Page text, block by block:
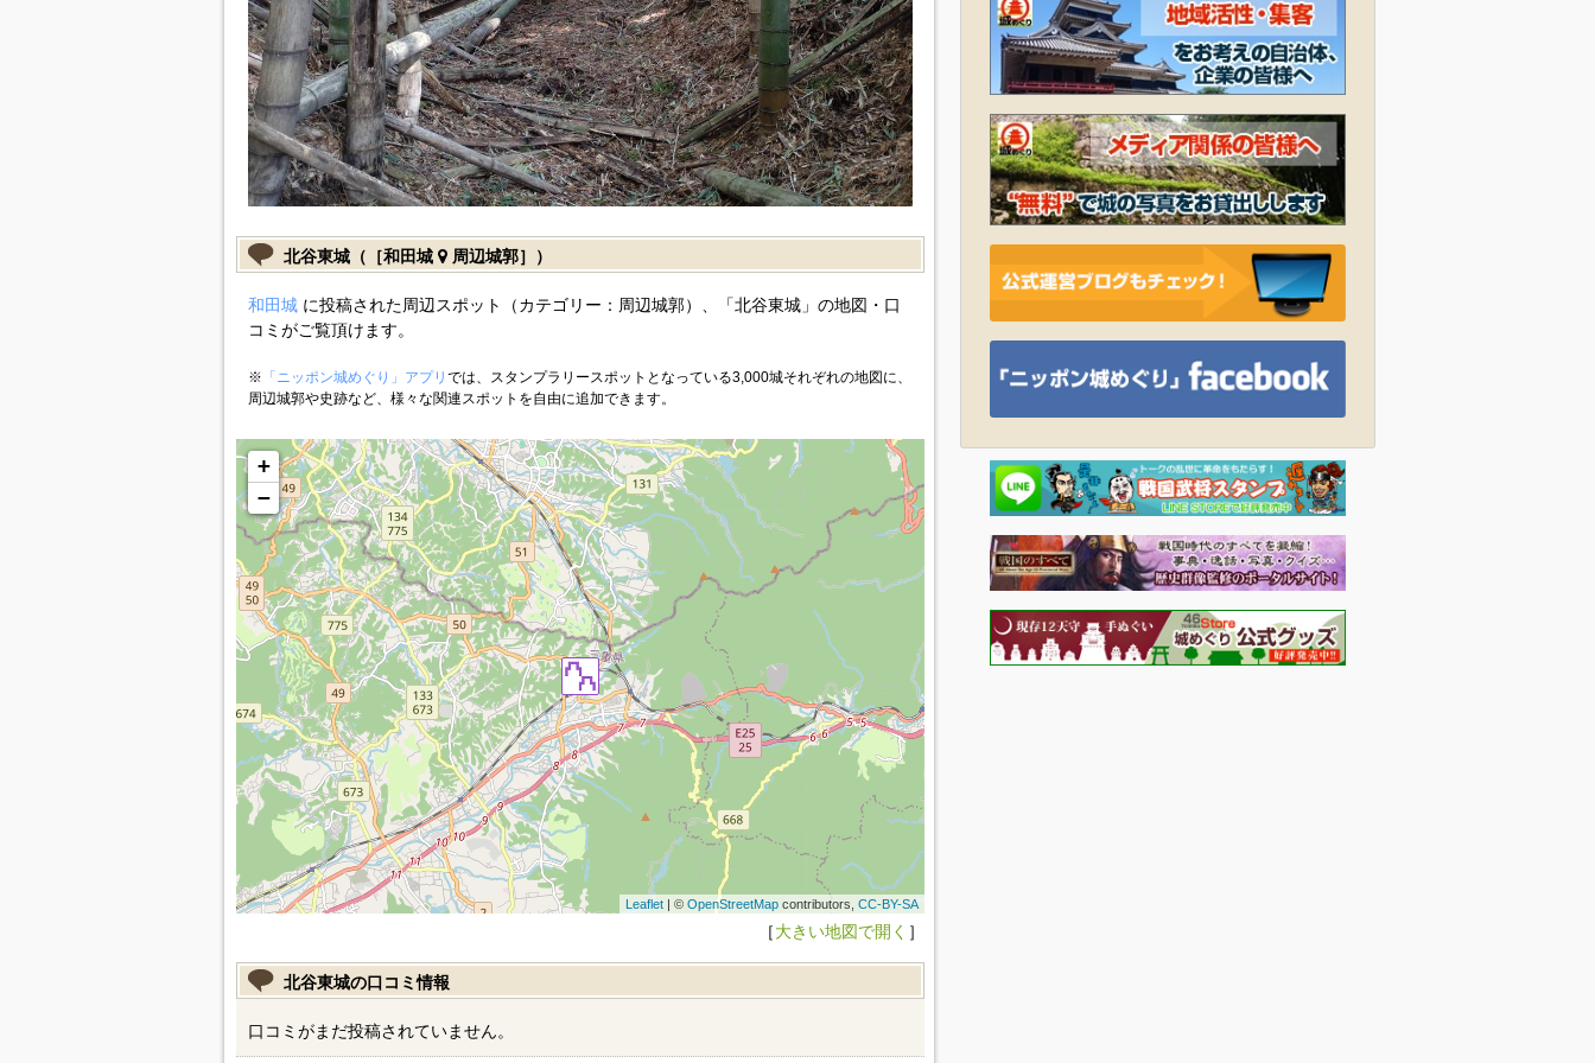
北谷東城（［和田城 周辺城郭］）
和田城に投稿された周辺スポット（カテゴリー：周辺城郭）、「北谷東城」の地図・口
コミがご覧頂けます。
※ 「ニッポン城めぐり」アプリ では、スタンプラリースポットとなっている3,000城それぞれの地図に、
周辺城郭や史跡など、様々な関連スポットを自由に追加できます。
+
−
Leaflet| © OpenStreetMapcontributors, CC-BY-SA
［大きい地図で開く ］
北谷東城の口コミ情報
口コミがまだ投稿されていません。